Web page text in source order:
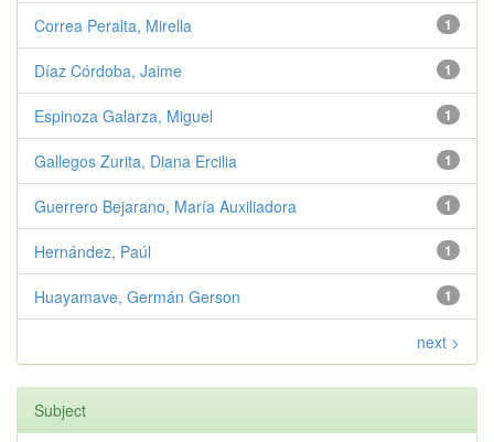
1
Correa Peralta, Mirella
1
Díaz Córdoba, Jaime
1
Espinoza Galarza, Miguel
1
Gallegos Zurita, Diana Ercilia
1
Guerrero Bejarano, María Auxiliadora
1
Hernández, Paúl
1
Huayamave, Germán Gerson
next >
Subject